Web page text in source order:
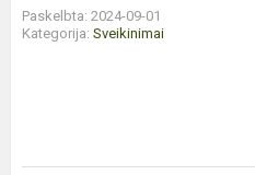
Paskelbta: 2024-09-01
Kategorija: Sveikinimai